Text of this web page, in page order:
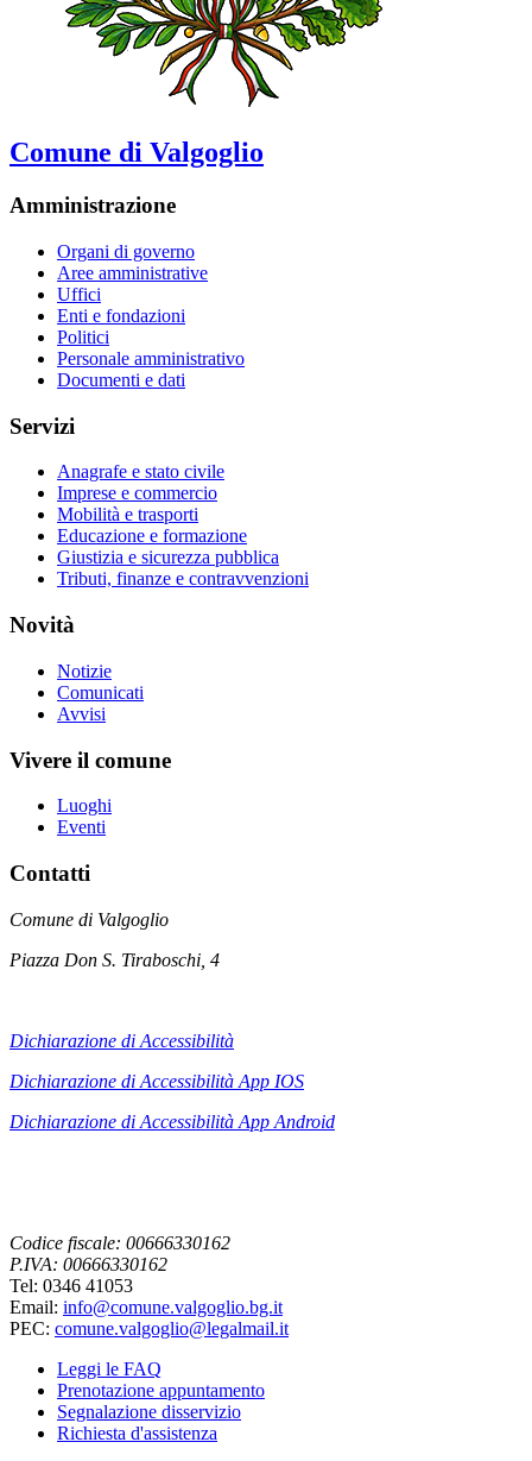
Comune di Valgoglio
Amministrazione
Organi di governo
Aree amministrative
Uffici
Enti e fondazioni
Politici
Personale amministrativo
Documenti e dati
Servizi
Anagrafe e stato civile
Imprese e commercio
Mobilità e trasporti
Educazione e formazione
Giustizia e sicurezza pubblica
Tributi, finanze e contravvenzioni
Novità
Notizie
Comunicati
Avvisi
Vivere il comune
Luoghi
Eventi
Contatti
Comune di Valgoglio
Piazza Don S. Tiraboschi, 4
Dichiarazione di Accessibilità
Dichiarazione di Accessibilità App IOS
Dichiarazione di Accessibilità App Android
Codice fiscale: 00666330162
P.IVA: 00666330162
Tel: 0346 41053
Email: info@comune.valgoglio.bg.it
PEC: comune.valgoglio@legalmail.it
Leggi le FAQ
Prenotazione appuntamento
Segnalazione disservizio
Richiesta d'assistenza